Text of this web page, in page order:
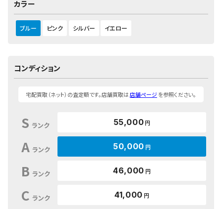
カラー
ブルー ピンク シルバー イエロー
コンディション
宅配買取（ネット）の査定額です。店舗買取は店舗ページを参照ください。
S ランク 55,000 円
A ランク 50,000 円
B ランク 46,000 円
C ランク 41,000 円